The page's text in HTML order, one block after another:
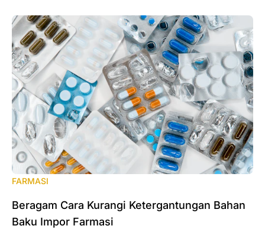
FARMASI
Beragam Cara Kurangi Ketergantungan Bahan
Baku Impor Farmasi